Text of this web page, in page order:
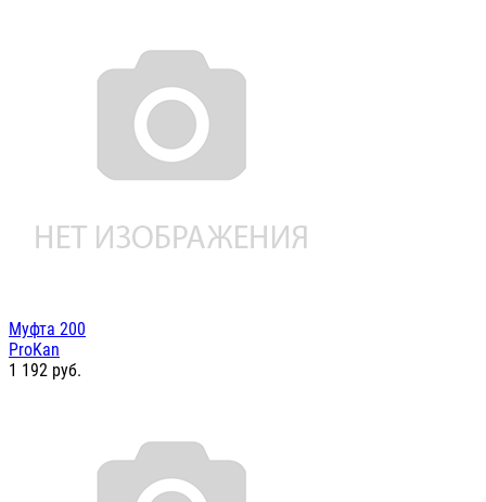
Муфта 200
ProKan
1 192 руб.